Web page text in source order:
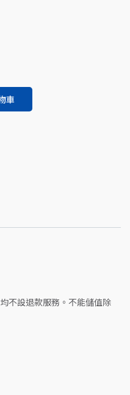
車
不設退款服務。不能儲值除